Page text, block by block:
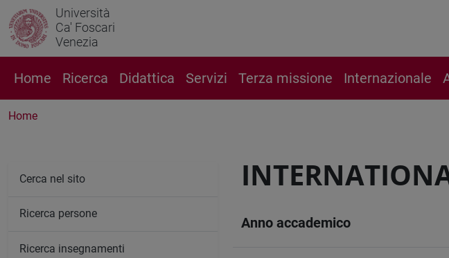
Università
Ca' Foscari
Venezia
Home Ricerca Didattica Servizi Terza missione Internazionale
Home
Anno accademico
Cerca nel sito
Ricerca persone
Ricerca insegnamenti